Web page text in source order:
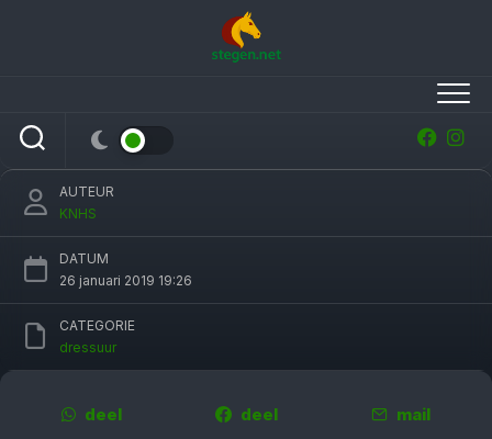
Minderhoud vijfde
AUTEUR
KNHS
DATUM
26 januari 2019 19:26
CATEGORIE
dressuur
deel deel mail